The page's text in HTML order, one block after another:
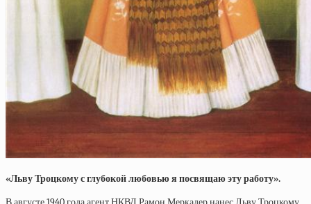
«Льву Троцкому с глубокой любовью я посвящаю эту работу».